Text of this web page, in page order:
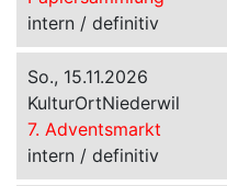
intern / definitiv
So., 15.11.2026
KulturOrtNiederwil
7. Adventsmarkt
intern / definitiv